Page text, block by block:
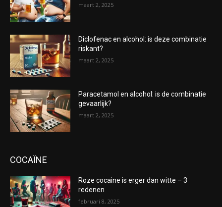
maart 2, 2025
Diclofenac en alcohol: is deze combinatie
riskant?
maart 2, 2025
Paracetamol en alcohol: is de combinatie
gevaarlijk?
maart 2, 2025
COCAÏNE
Roze cocaine is erger dan witte – 3
redenen
februari 8, 2025